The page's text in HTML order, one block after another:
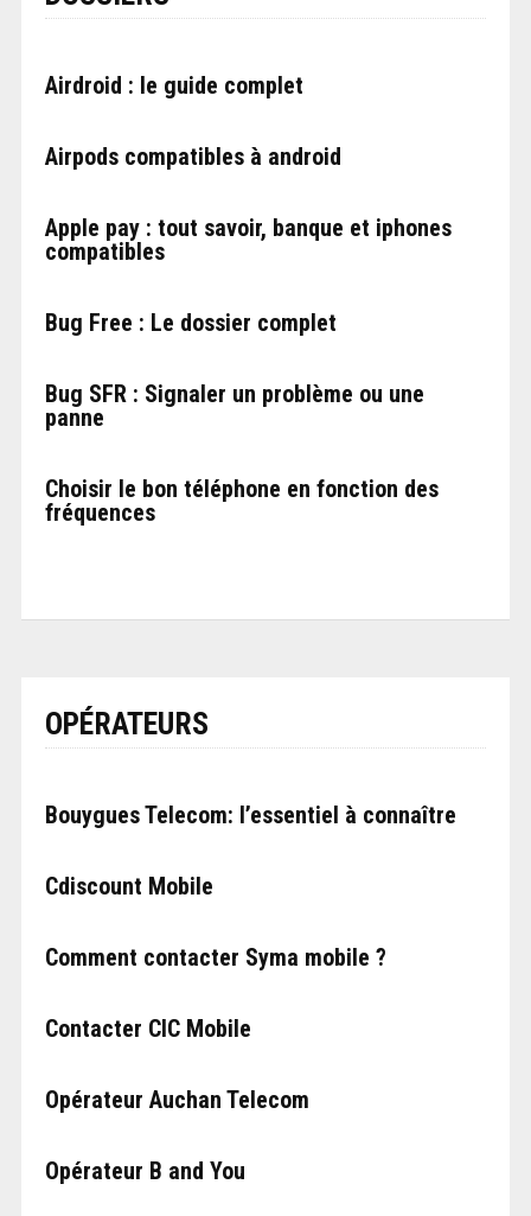
Airdroid : le guide complet
Airpods compatibles à android
Apple pay : tout savoir, banque et iphones
compatibles
Bug Free : Le dossier complet
Bug SFR : Signaler un problème ou une
panne
Choisir le bon téléphone en fonction des
fréquences
OPÉRATEURS
Bouygues Telecom: l’essentiel à connaître
Cdiscount Mobile
Comment contacter Syma mobile ?
Contacter CIC Mobile
Opérateur Auchan Telecom
Opérateur B and You